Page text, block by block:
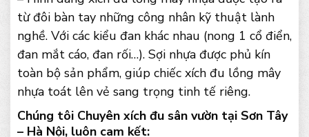
từ đôi bàn tay những công nhân kỹ thuật lành
nghề. Với các kiểu đan khác nhau (nong 1 cổ điển,
đan mắt cáo, đan rối…). Sợi nhựa được phủ kín
toàn bộ sản phẩm, giúp chiếc xích đu lồng mây
nhựa toát lên vẻ sang trọng tinh tế riêng.
Chúng tôi Chuyên xích đu sân vườn tại Sơn Tây
– Hà Nội, luôn cam kết: